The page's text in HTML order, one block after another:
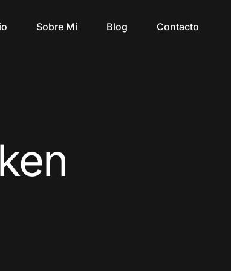
Sobre Mí Blog Contacto